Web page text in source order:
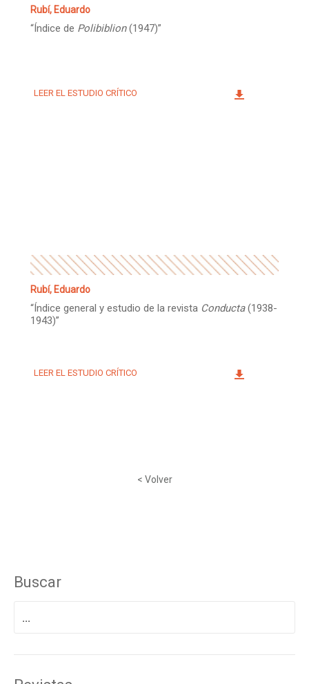
Rubí, Eduardo
“Índice de Polibiblion(1947)”
LEER EL ESTUDIO CRÍTICO
Rubí, Eduardo
“Índice general y estudio de la revista Conducta(1938-
1943)”
LEER EL ESTUDIO CRÍTICO
< Volver
Buscar